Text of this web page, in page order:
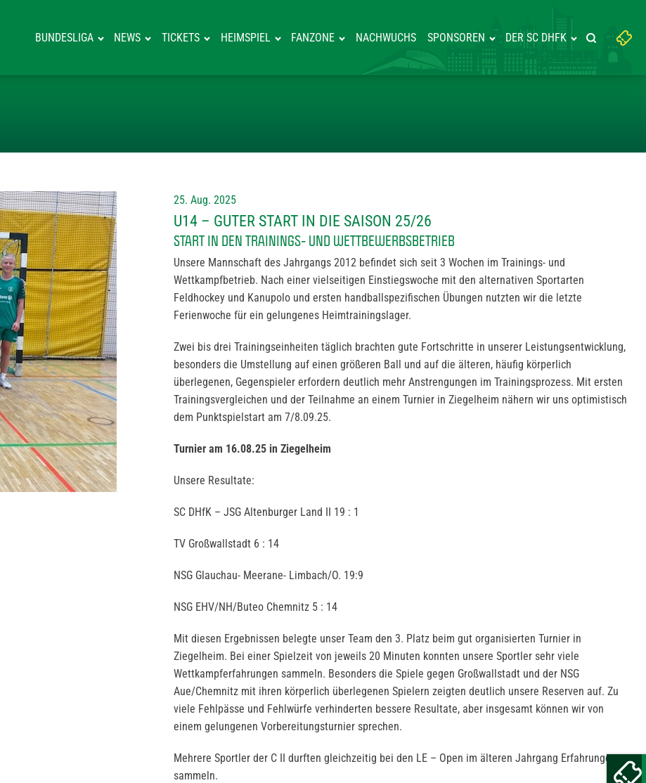
BUNDESLIGA NEWS TICKETS HEIMSPIEL FANZONE NACHWUCHS SPONSOREN DER SC DHFK
Suchbegriff
eingeben:
Suche
25. Aug. 2025
U14 – GUTER START IN DIE SAISON 25/26
START IN DEN TRAININGS- UND WETTBEWERBSBETRIEB
Unsere Mannschaft des Jahrgangs 2012 befindet sich seit 3 Wochen im Trainings- und
Wettkampfbetrieb. Nach einer vielseitigen Einstiegswoche mit den alternativen Sportarten
Feldhockey und Kanupolo und ersten handballspezifischen Übungen nutzten wir die letzte
Ferienwoche für ein gelungenes Heimtrainingslager.
Zwei bis drei Trainingseinheiten täglich brachten gute Fortschritte in unserer Leistungsentwicklung,
besonders die Umstellung auf einen größeren Ball und auf die älteren, häufig körperlich
überlegenen, Gegenspieler erfordern deutlich mehr Anstrengungen im Trainingsprozess. Mit ersten
Trainingsvergleichen und der Teilnahme an einem Turnier in Ziegelheim nähern wir uns optimistisch
dem Punktspielstart am 7/8.09.25.
Turnier am 16.08.25 in Ziegelheim
Unsere Resultate:
SC DHfK – JSG Altenburger Land II 19 : 1
TV Großwallstadt 6 : 14
NSG Glauchau- Meerane- Limbach/O. 19:9
NSG EHV/NH/Buteo Chemnitz 5 : 14
Mit diesen Ergebnissen belegte unser Team den 3. Platz beim gut organisierten Turnier in
Ziegelheim. Bei einer Spielzeit von jeweils 20 Minuten konnten unsere Sportler sehr viele
Wettkampferfahrungen sammeln. Besonders die Spiele gegen Großwallstadt und der NSG
Aue/Chemnitz mit ihren körperlich überlegenen Spielern zeigten deutlich unsere Reserven auf. Zu
viele Fehlpässe und Fehlwürfe verhinderten bessere Resultate, aber insgesamt können wir von
einem gelungenen Vorbereitungsturnier sprechen.
Mehrere Sportler der C II durften gleichzeitig bei den LE – Open im älteren Jahrgang Erfahrungen
sammeln.